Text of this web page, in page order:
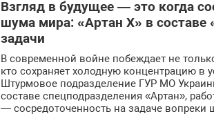
Взгляд в будущее — это когда
шума мира: «Артан Х» в
задачи
В современной войне побеждает не
кто сохраняет холодную концентрацию в
Штурмовое подразделение ГУР МО
составе спецподразделения «Артан»,
— сосредоточенность на задаче вопреки